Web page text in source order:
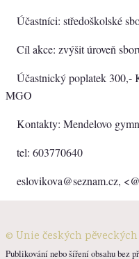
Účastníci: středoškolské
Cíl akce: zvýšit úroveň
Účastnický poplatek 300,-
MGO
Kontakty: Mendelovo
tel: 603770640
eslovikova@seznam.cz,
© Unie českých pěveckých
Publikování nebo šíření obsahu bez